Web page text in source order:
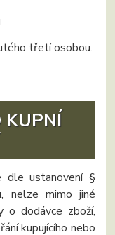
třetí osobou.
KUPNÍ
dle ustanovení §
nelze mimo jiné
o dodávce zboží,
kupujícího nebo